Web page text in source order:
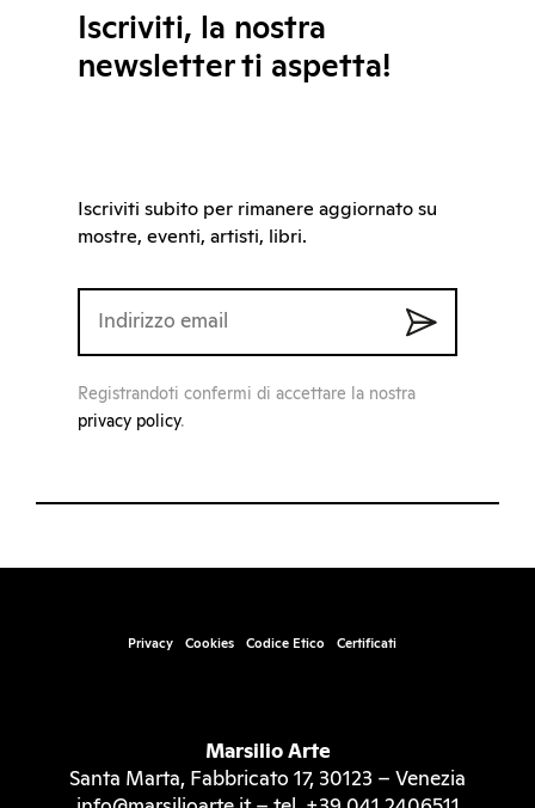
Iscriviti, la nostra
newsletter ti aspetta!
Iscriviti subito per rimanere aggiornato su
mostre, eventi, artisti, libri.
Registrandoti confermi di accettare la nostra
privacy policy.
Privacy Cookies Codice Etico Certificati
Marsilio Arte
Santa Marta, Fabbricato 17, 30123 – Venezia